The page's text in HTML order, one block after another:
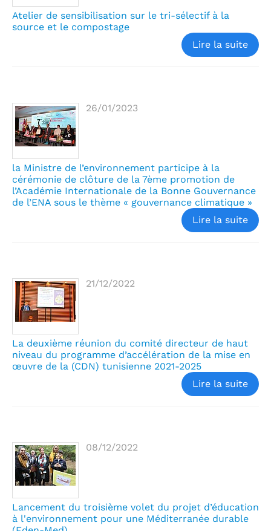
Atelier de sensibilisation sur le tri-sélectif à la
source et le compostage
Lire la suite
26/01/2023
la Ministre de l’environnement participe à la
cérémonie de clôture de la 7ème promotion de
l’Académie Internationale de la Bonne Gouvernance
de l’ENA sous le thème « gouvernance climatique »
Lire la suite
21/12/2022
La deuxième réunion du comité directeur de haut
niveau du programme d’accélération de la mise en
œuvre de la (CDN) tunisienne 2021-2025
Lire la suite
08/12/2022
Lancement du troisième volet du projet d’éducation
à l'environnement pour une Méditerranée durable